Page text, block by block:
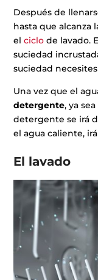
Después de
hasta que alcanza
elciclo de lavado.
suciedad
suciedad
Una vez que el
detergente, ya
detergente se irá
el agua caliente,
El lavado